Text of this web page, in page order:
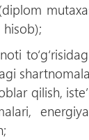
qilish,